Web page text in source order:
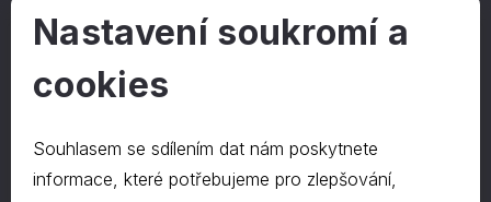
Ochrana osobních údajů
O společnosti
Kontakt
O nás
Nastavení soukromí a
cookies
Souhlasem se sdílením dat nám poskytnete
informace, které potřebujeme pro zlepšování,